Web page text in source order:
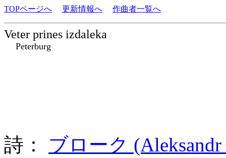
TOPページへ 更新情報へ 作曲者一覧へ
Veter prines izdaleka
Peterburg
詩： ブローク